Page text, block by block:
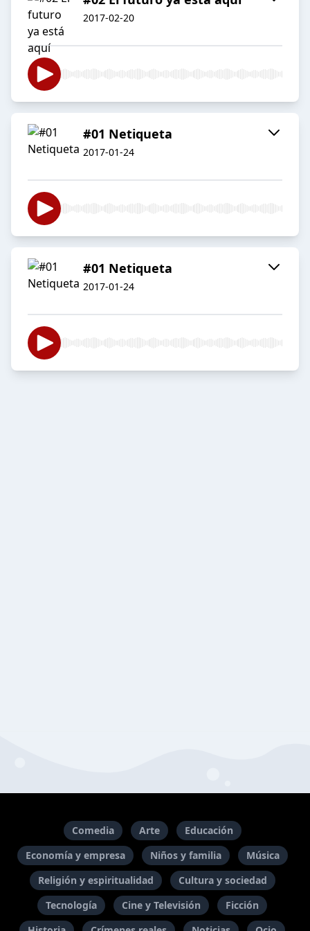
2017-02-20
#01 Netiqueta
2017-01-24
#01 Netiqueta
2017-01-24
Comedia Arte
Educación
Economía y empresa
Niños y familia
Música
Religión y espiritualidad
Cultura y sociedad
Tecnología
Cine y Televisión
Ficción